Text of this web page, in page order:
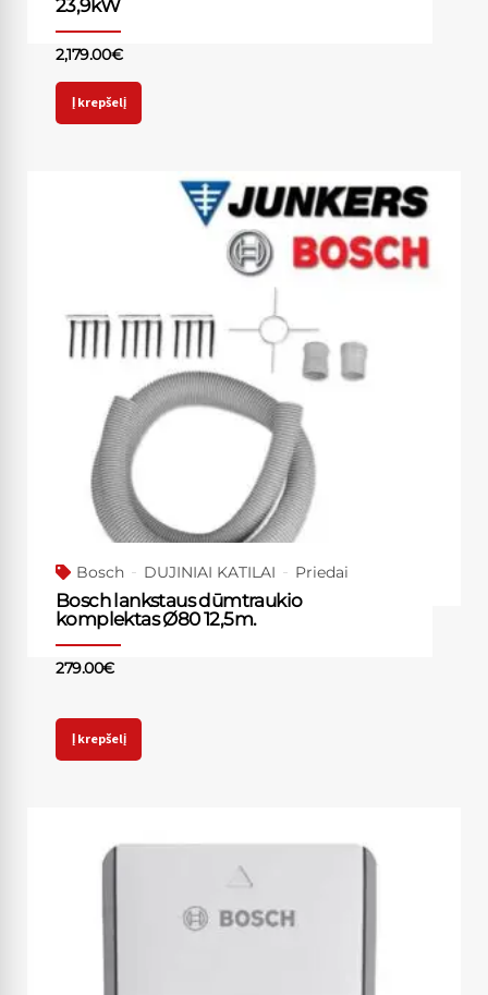
23,9kW
2,179.00€
Į krepšelį
Bosch DUJINIAI KATILAI Priedai
Bosch lankstaus dūmtraukio
komplektas Ø80 12,5m.
279.00€
Į krepšelį